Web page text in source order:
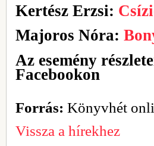
Kertész Erzsi:
Majoros Nóra:
Az esemény
Facebookon
Forrás: Könyvhét
Vissza a hírekhez